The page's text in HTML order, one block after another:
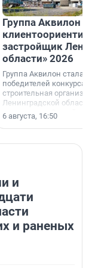
Группа Аквилон
застройщик
области» 2026
Группа Аквилон стала
победителей конкурса
строительная
Ленинградской области
номинации «Самый
застройщик
области».
6 августа, 16:50
и
и раненых